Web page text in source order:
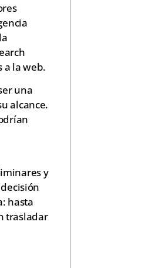
a la web.
una
alcance.
y
hasta
trasladar